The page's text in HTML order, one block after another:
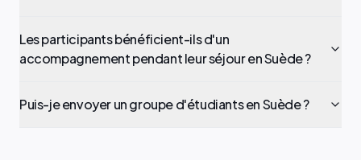
Les participants bénéficient-ils d'un
accompagnement pendant leur séjour en Suède ?
Puis-je envoyer un groupe d'étudiants en Suède ?